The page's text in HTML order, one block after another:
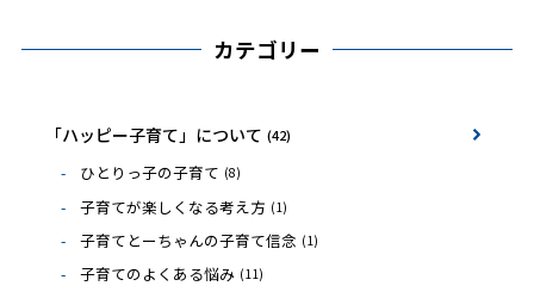
カテゴリー
「ハッピー子育て」について (42)
ひとりっ子の子育て (8)
子育てが楽しくなる考え方 (1)
子育てとーちゃんの子育て信念 (1)
子育てのよくある悩み (11)